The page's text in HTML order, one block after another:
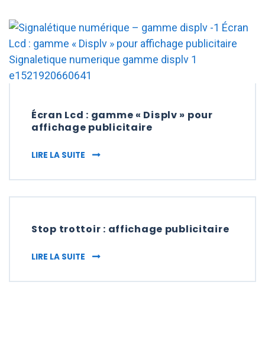
Écran Lcd : gamme « Displv » pour
affichage publicitaire
LIRE LA SUITE ÉCRAN LCD : GAMME « DISPLV » POUR
Stop trottoir : affichage publicitaire
LIRE LA SUITE STOP TROTTOIR : AFFICHAGE PUBLICITAIRE